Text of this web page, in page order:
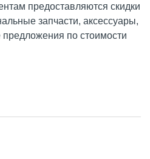
предоставляются скидки
запчасти, аксессуары,
по стоимости